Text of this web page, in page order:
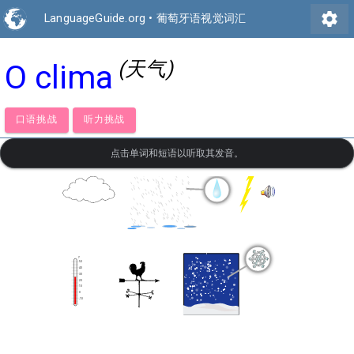
LanguageGuide.org • 葡萄牙语视觉词汇 settings
O clima (天气)
口语挑战 听力挑战
点击单词和短语以听取其发音。